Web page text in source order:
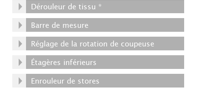
Dérouleur de tissu *
Barre de mesure
Réglage de la rotation de coupeuse
Étagères inférieurs
Enrouleur de stores